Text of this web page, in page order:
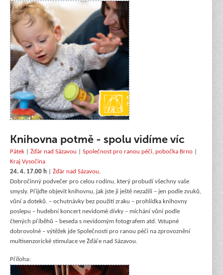
Knihovna potmě - spolu vidíme víc
Pátek Žďár nad Sázavou Společnost pro ranou péči, pobočka Brno
Kraj Vysočina
24. 4. 17.00 h
Žďár nad Sázavou,
Dobročinný podvečer pro celou rodinu, který probudí všechny vaše
smysly. Přijďte objevit knihovnu, jak jste ji ještě nezažili – jen podle zvuků,
vůní a doteků. – ochutnávky bez použití zraku – prohlídka knihovny
poslepu – hudební koncert nevidomé dívky – míchání vůní podle
čtených příběhů – beseda s nevidomým fotografem atd. Vstupné
dobrovolné – výtěžek jde Společnosti pro ranou péči na zprovoznění
multisenzorické stimulace ve Žďáře nad Sázavou.
Příloha: